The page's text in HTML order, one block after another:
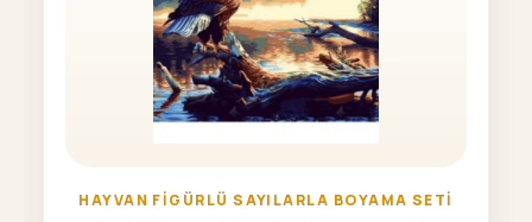
HAYVAN FIGÜRLÜ SAYILARLA BOYAMA SETI